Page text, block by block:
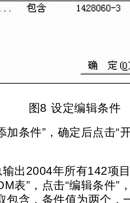
图8 设定编辑条件
条件”，确定后点击“
出2004年所有142项
表”，点击“编辑条件”
包含，条件值为两个，